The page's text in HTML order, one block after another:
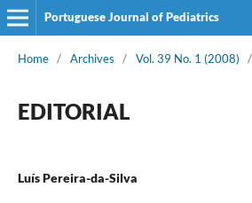
Portuguese Journal of Pediatrics
Home / Archives / Vol. 39 No. 1 (2008) /
EDITORIAL
Luís Pereira-da-Silva